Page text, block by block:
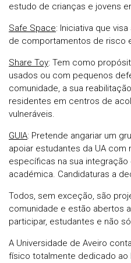
estudo de crianças e jovens
Safe Space: Iniciativa que
de comportamentos de risco
Share Toy: Tem como
usados ou com pequenos
comunidade, a sua
residentes em centros de
vulneráveis.
GUIA: Pretende angariar um
apoiar estudantes da UA
específicas na sua integração
académica. Candidaturas a
Todos, sem exceção, são
comunidade e estão abertos
participar, estudantes e não
A Universidade de Aveiro
físico totalmente dedicado ao